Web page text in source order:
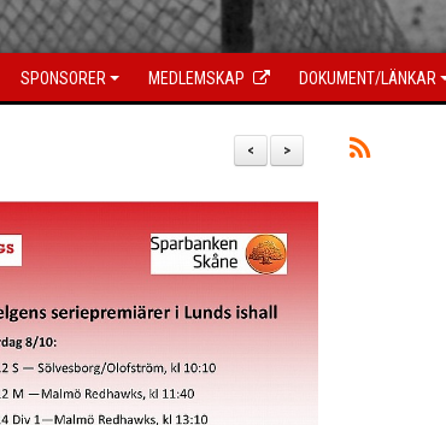
SPONSORER MEDLEMSKAP DOKUMENT/LÄNKAR
>
<